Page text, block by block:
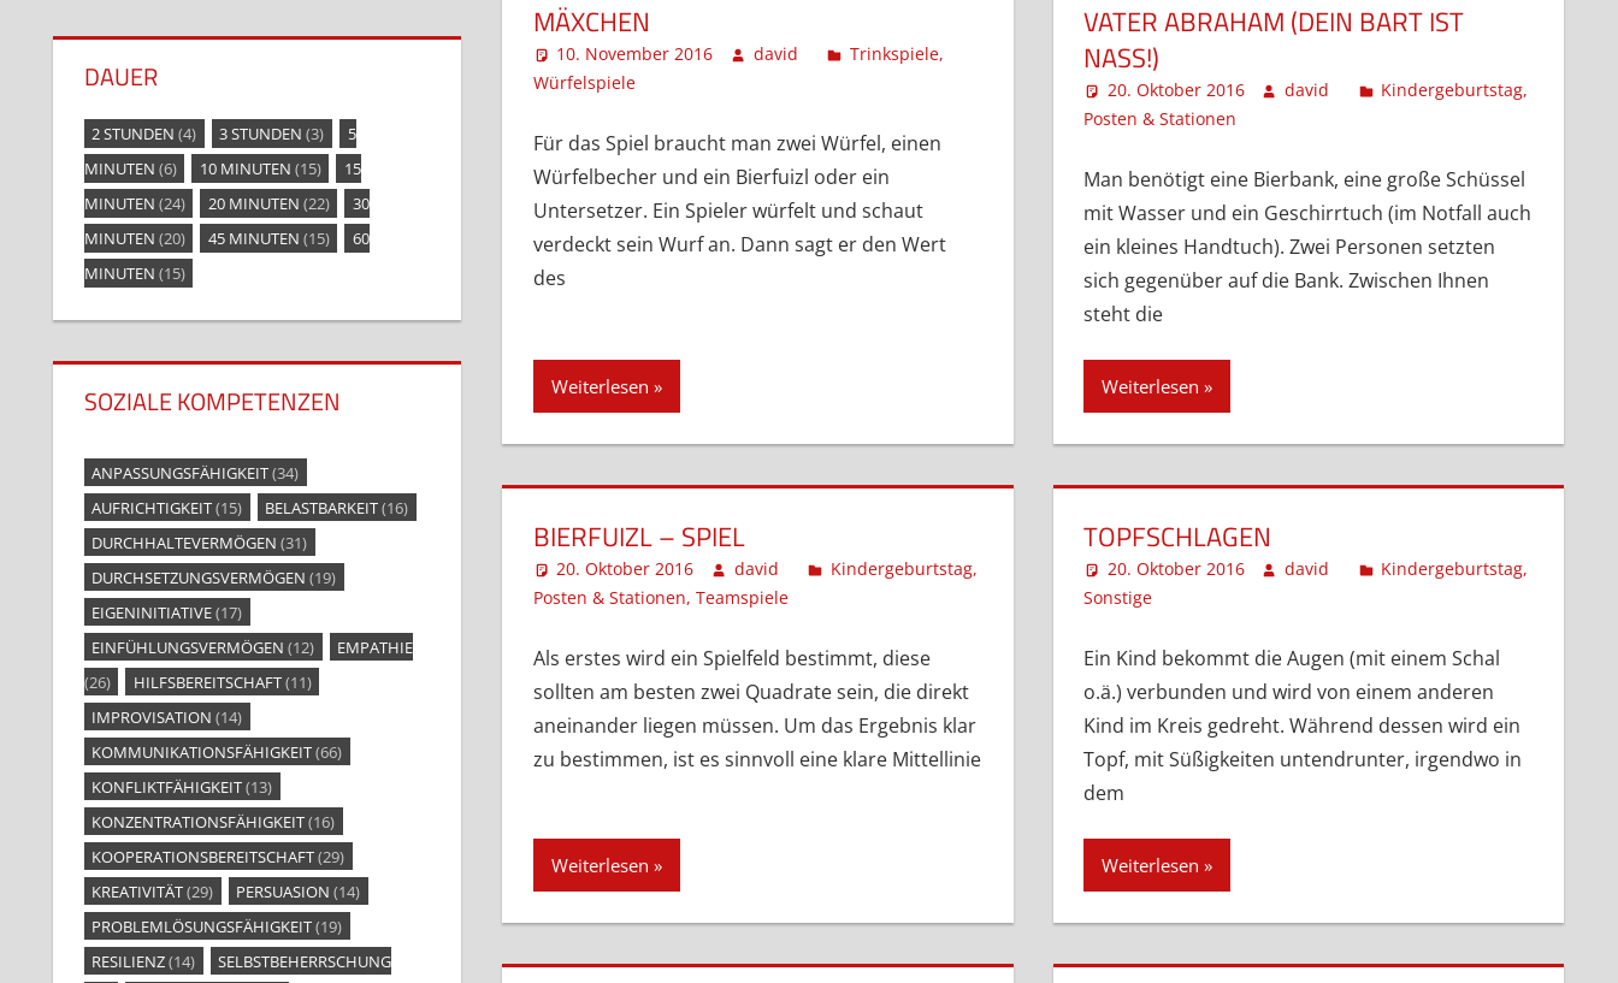
MÄXCHEN
10. November 2016 david Trinkspiele,
Würfelspiele
Für das Spiel braucht man zwei Würfel, einen
Würfelbecher und ein Bierfuizl oder ein
Untersetzer. Ein Spieler würfelt und schaut
verdeckt sein Wurf an. Dann sagt er den Wert
des
Weiterlesen
VATER ABRAHAM (DEIN BART IST
NASS!)
20. Oktober 2016 david Kindergeburtstag,
Posten & Stationen
Man benötigt eine Bierbank, eine große Schüssel
mit Wasser und ein Geschirrtuch (im Notfall auch
ein kleines Handtuch). Zwei Personen setzten
sich gegenüber auf die Bank. Zwischen Ihnen
steht die
Weiterlesen
BIERFUIZL – SPIEL
20. Oktober 2016 david Kindergeburtstag,
Posten & Stationen, Teamspiele
Als erstes wird ein Spielfeld bestimmt, diese
sollten am besten zwei Quadrate sein, die direkt
aneinander liegen müssen. Um das Ergebnis klar
zu bestimmen, ist es sinnvoll eine klare Mittellinie
Weiterlesen
TOPFSCHLAGEN
20. Oktober 2016 david Kindergeburtstag,
Sonstige
Ein Kind bekommt die Augen (mit einem Schal
o.ä.) verbunden und wird von einem anderen
Kind im Kreis gedreht. Während dessen wird ein
Topf, mit Süßigkeiten untendrunter, irgendwo in
dem
Weiterlesen
DAUER
2 STUNDEN (4) 3 STUNDEN (3)
5
MINUTEN (6) 10 MINUTEN (15)
15
MINUTEN (24) 20 MINUTEN (22)
30
MINUTEN (20) 45 MINUTEN (15)
60
MINUTEN (15)
SOZIALE KOMPETENZEN
ANPASSUNGSFÄHIGKEIT(34)
AUFRICHTIGKEIT(15) BELASTBARKEIT(16)
DURCHHALTEVERMÖGEN (31)
DURCHSETZUNGSVERMÖGEN (19)
EIGENINITIATIVE(17)
EINFÜHLUNGSVERMÖGEN (12)
EMPATHIE
(26)
HILFSBEREITSCHAFT(11)
IMPROVISATION (14)
KOMMUNIKATIONSFÄHIGKEIT(66)
KONFLIKTFÄHIGKEIT(13)
KONZENTRATIONSFÄHIGKEIT(16)
KOOPERATIONSBEREITSCHAFT(29)
KREATIVITÄT(29) PERSUASION (14)
PROBLEMLÖSUNGSFÄHIGKEIT(19)
RESILIENZ(14)
SELBSTBEHERRSCHUNG